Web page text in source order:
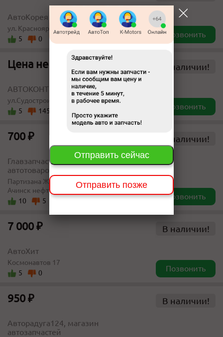
АвтоКорея Детально Красноярск
ул. Красноярский рабочий, 113
5
0 Позвонить
Цена не указана В наличии!
АВТОКОНТРАКТ
ул.Судостроительная 175
5
145 Позвонить
700 ₽ В наличии!
Главзапчасть, магазин
автотоваров
Партизана Железняка, 40 (АЗС
Ачинск нефть)
10
5 Позвонить
7 000 ₽ В наличии!
АвтоХит
Космонавтов 17
5
0 Позвонить
950 ₽ В наличии!
Авторадуга124, магазин
автозапчастей
Отправить сейчас
Отправить позже